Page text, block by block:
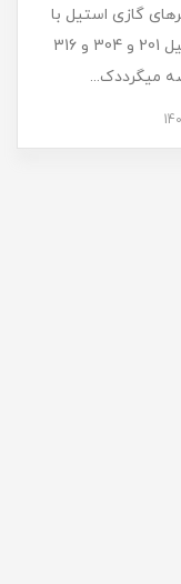
گازی استیل با
متریال استیل 201 و 304 و 316
میگرددک...